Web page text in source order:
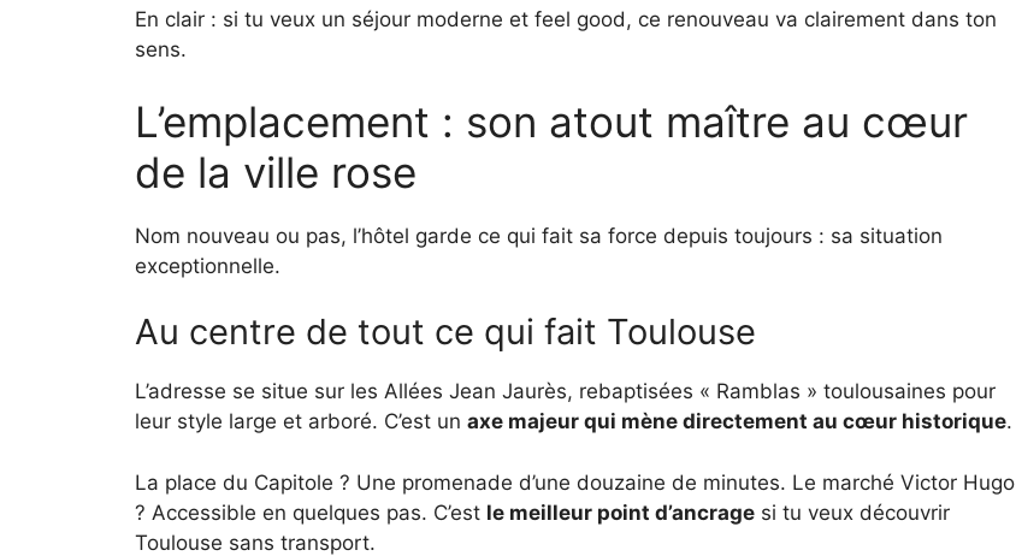
En clair : si tu veux un séjour moderne et feel good, ce renouveau va clairement dans ton
sens.
L’emplacement : son atout maître au cœur
de la ville rose
Nom nouveau ou pas, l’hôtel garde ce qui fait sa force depuis toujours : sa situation
exceptionnelle.
Au centre de tout ce qui fait Toulouse
L’adresse se situe sur les Allées Jean Jaurès, rebaptisées « Ramblas » toulousaines pour
leur style large et arboré. C’est un axe majeur qui mène directement au cœur historique.
La place du Capitole ? Une promenade d’une douzaine de minutes. Le marché Victor Hugo
? Accessible en quelques pas. C’est le meilleur point d’ancrage si tu veux découvrir
Toulouse sans transport.